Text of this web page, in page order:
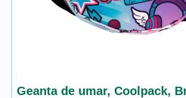
Geanta de umar, Coolpack,